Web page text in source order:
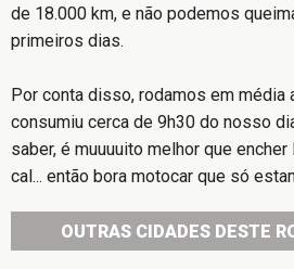
de 18.000 km, e não podemos
primeiros dias.
Por conta disso, rodamos em média
consumiu cerca de 9h30 do nosso
saber, é muuuuito melhor que
cal... então bora motocar que só
OUTRAS CIDADES DESTE